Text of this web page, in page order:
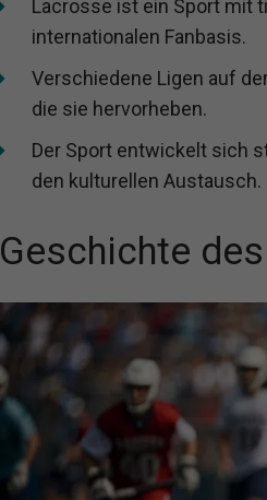
Lacrosse ist ein Sport mit
internationalen Fanbasis.
Verschiedene Ligen auf
die sie hervorheben.
Der Sport entwickelt sich
den kulturellen Austausch.
Geschichte